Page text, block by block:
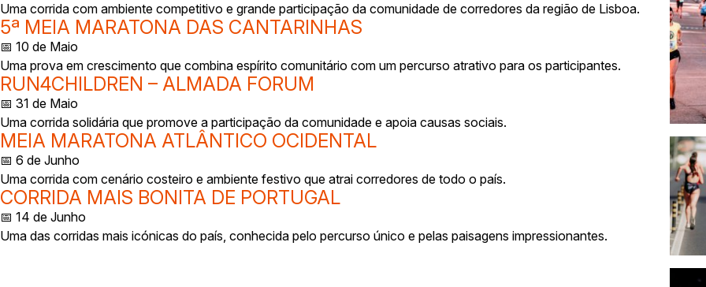
Uma corrida com ambiente competitivo e grande participação da comunidade de corredores da região de Lisboa.
5ª MEIA MARATONA DAS CANTARINHAS
📅 10 de Maio
Uma prova em crescimento que combina espírito comunitário com um percurso atrativo para os participantes.
RUN4CHILDREN – ALMADA FORUM
📅 31 de Maio
Uma corrida solidária que promove a participação da comunidade e apoia causas sociais.
MEIA MARATONA ATLÂNTICO OCIDENTAL
📅 6 de Junho
Uma corrida com cenário costeiro e ambiente festivo que atrai corredores de todo o país.
CORRIDA MAIS BONITA DE PORTUGAL
📅 14 de Junho
Uma das corridas mais icónicas do país, conhecida pelo percurso único e pelas paisagens impressionantes.